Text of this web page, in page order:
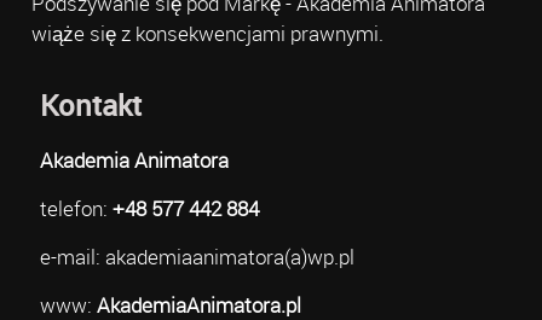
wiąże się z konsekwencjami prawnymi.
Kontakt
Akademia Animatora
telefon: +48 577 442 884
e-mail: akademiaanimatora(a)wp.pl
www: AkademiaAnimatora.pl